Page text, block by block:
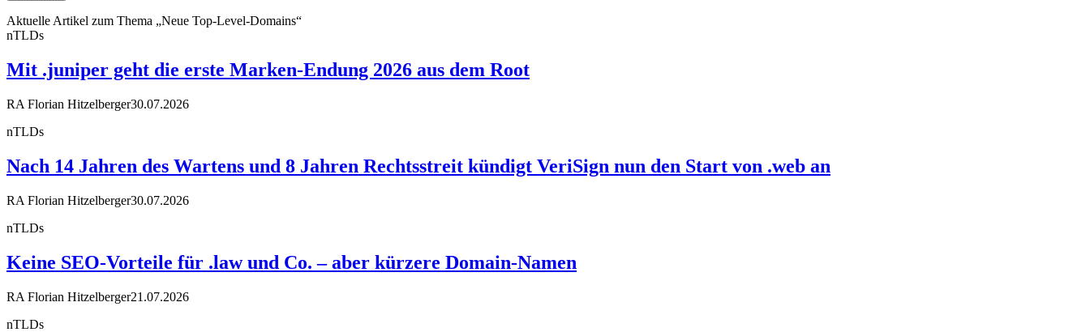
Aktuelle Artikel zum Thema „Neue Top-Level-Domains“
nTLDs
Mit .juniper geht die erste Marken-Endung 2026 aus dem Root
RA Florian Hitzelberger30.07.2026
nTLDs
Nach 14 Jahren des Wartens und 8 Jahren Rechtsstreit kündigt VeriSign nun den Start von .web an
RA Florian Hitzelberger30.07.2026
nTLDs
Keine SEO-Vorteile für .law und Co. – aber kürzere Domain-Namen
RA Florian Hitzelberger21.07.2026
nTLDs